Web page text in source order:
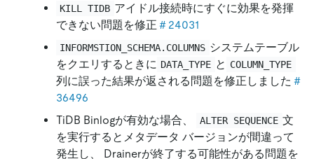
KILL TIDB アイドル接続時にすぐに効果を発揮
できない問題を修正 ＃24031
INFORMSTION_SCHEMA.COLUMNS システムテーブル
をクエリするときに DATA_TYPE と COLUMN_TYPE
列に誤った結果が返される問題を修正しました ＃
36496
TiDB Binlogが有効な場合、
ALTER SEQUENCE 文
を実行するとメタデータ バージョンが間違って
発生し、 Drainerが終了する可能性がある問題を